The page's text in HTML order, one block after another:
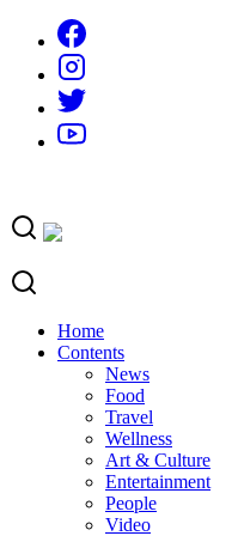
content
Home
Contents
News
Food
Travel
Wellness
Art & Culture
Entertainment
People
Video